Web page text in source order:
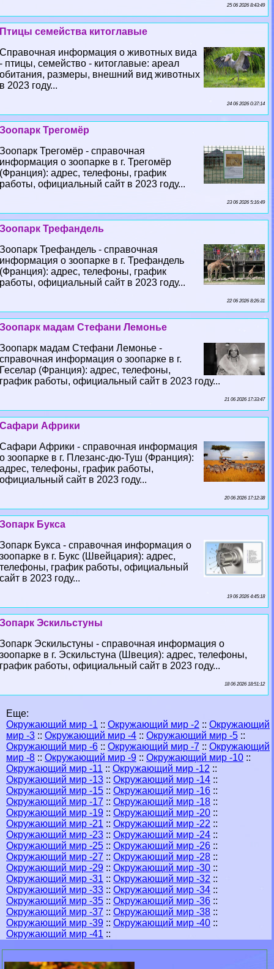
25 06 2026 8:43:49
Птицы семейства китоглавые
Справочная информация о животных вида
- птицы, семейство - китоглавые: ареал
обитания, размеры, внешний вид животных
в 2023 году...
24 06 2026 0:37:14
Зоопарк Трегомёр
Зоопарк Трегомёр - справочная
информация о зоопарке в г. Трегомёр
(Франция): адрес, телефоны, график
работы, официальный сайт в 2023 году...
23 06 2026 5:16:49
Зоопарк Трефандель
Зоопарк Трефандель - справочная
информация о зоопарке в г. Трефандель
(Франция): адрес, телефоны, график
работы, официальный сайт в 2023 году...
22 06 2026 8:26:31
Зоопарк мадам Стефани Лемонье
Зоопарк мадам Стефани Лемонье -
справочная информация о зоопарке в г.
Геселар (Франция): адрес, телефоны,
график работы, официальный сайт в 2023 году...
21 06 2026 17:33:47
Сафари Африки
Сафари Африки - справочная информация
о зоопарке в г. Плезанс-дю-Туш (Франция):
адрес, телефоны, график работы,
официальный сайт в 2023 году...
20 06 2026 17:12:38
Зопарк Букса
Зопарк Букса - справочная информация о
зоопарке в г. Букс (Швейцария): адрес,
телефоны, график работы, официальный
сайт в 2023 году...
19 06 2026 4:45:18
Зопарк Эскильстуны
Зопарк Эскильстуны - справочная информация о
зоопарке в г. Эскильстуна (Швеция): адрес, телефоны,
график работы, официальный сайт в 2023 году...
18 06 2026 18:51:12
Еще:
Окружающий мир -1 :: Окружающий мир -2 :: Окружающий
мир -3 :: Окружающий мир -4 :: Окружающий мир -5 ::
Окружающий мир -6 :: Окружающий мир -7 :: Окружающий
мир -8 :: Окружающий мир -9 :: Окружающий мир -10 ::
Окружающий мир -11 :: Окружающий мир -12 ::
Окружающий мир -13 :: Окружающий мир -14 ::
Окружающий мир -15 :: Окружающий мир -16 ::
Окружающий мир -17 :: Окружающий мир -18 ::
Окружающий мир -19 :: Окружающий мир -20 ::
Окружающий мир -21 :: Окружающий мир -22 ::
Окружающий мир -23 :: Окружающий мир -24 ::
Окружающий мир -25 :: Окружающий мир -26 ::
Окружающий мир -27 :: Окружающий мир -28 ::
Окружающий мир -29 :: Окружающий мир -30 ::
Окружающий мир -31 :: Окружающий мир -32 ::
Окружающий мир -33 :: Окружающий мир -34 ::
Окружающий мир -35 :: Окружающий мир -36 ::
Окружающий мир -37 :: Окружающий мир -38 ::
Окружающий мир -39 :: Окружающий мир -40 ::
Окружающий мир -41 ::